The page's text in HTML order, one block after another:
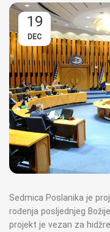
19
DEC
Sedmica Poslanika je
rođenja posljednjeg
projekt je vezan za